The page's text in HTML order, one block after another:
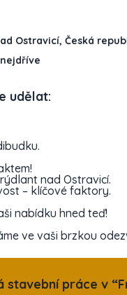
Ostravicí, Česká
udělat:
nad Ostravicí.
– klíčové faktory.
nabídku hned teď!
ve vaši brzkou
stavební práce v